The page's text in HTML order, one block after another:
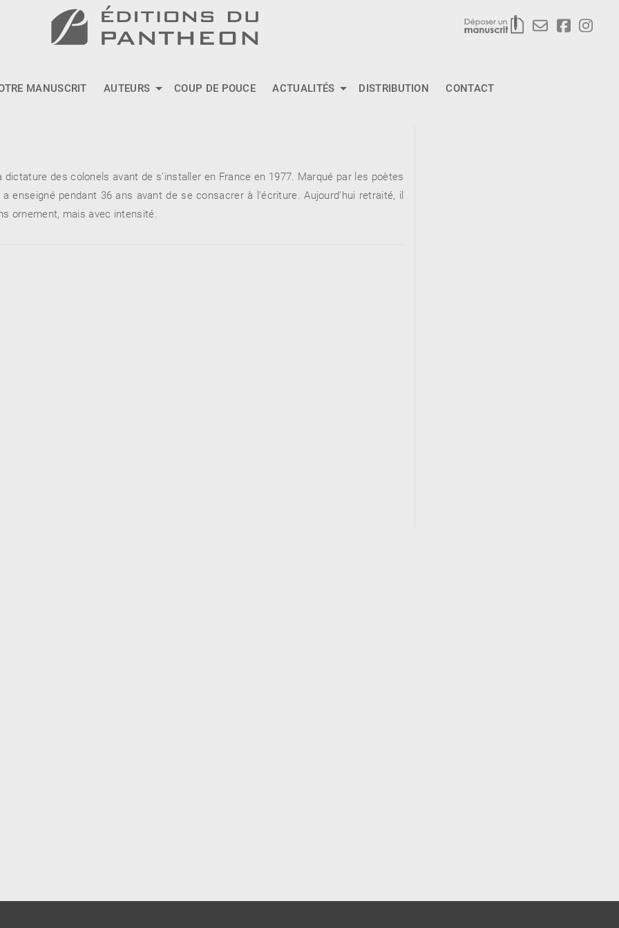
MANUSCRIT AUTEURS COUP DE POUCE ACTUALITÉS DISTRIBUTION CONTACT
des colonels avant de s’installer en France en 1977. Marqué par les poètes
enseigné pendant 36 ans avant de se consacrer à l’écriture. Aujourd’hui retraité, il
ornement, mais avec intensité.